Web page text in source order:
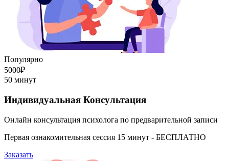
Популярно
5000₽
50 минут
Индивидуальная Консультация
Онлайн консультация психолога по предварительной записи
Первая ознакомительная сессия 15 минут - БЕСПЛАТНО
Заказать